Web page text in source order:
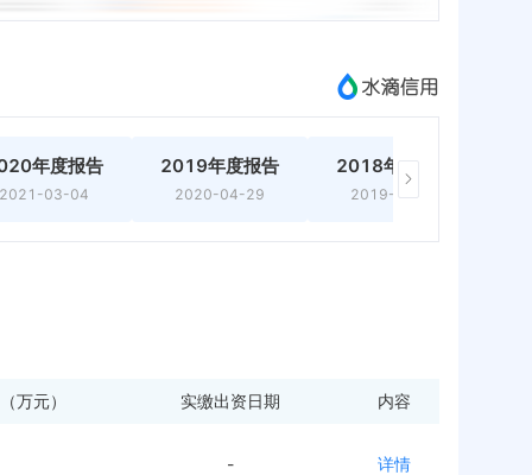
年度报告
03-04
2019年度报告
2020-04-29
2018年度报告
2019-04-30
万元） 实缴出资日期 内容
- 详情